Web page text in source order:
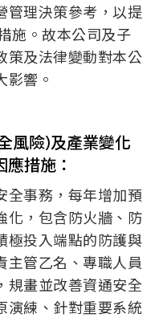
管理決策參考，以提
施。故本公司及子
策及法律變動對本公
影響。
風險)及產業變化
措施：
全事務，每年增加預
化，包含防火牆、防
極投入端點的防護與
主管乙名、專職人員
規畫並改善資通安全
演練、針對重要系統